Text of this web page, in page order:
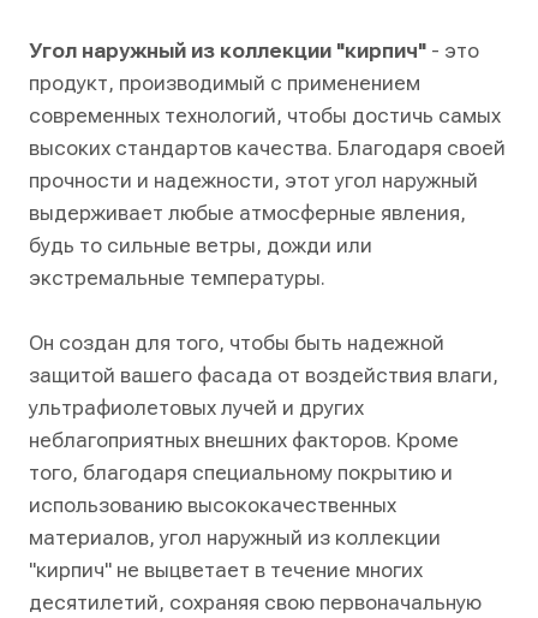
Угол наружный из коллекции "кирпич" - это
продукт, производимый с применением
современных технологий, чтобы достичь самых
высоких стандартов качества. Благодаря своей
прочности и надежности, этот угол наружный
выдерживает любые атмосферные явления,
будь то сильные ветры, дожди или
экстремальные температуры.
Он создан для того, чтобы быть надежной
защитой вашего фасада от воздействия влаги,
ультрафиолетовых лучей и других
неблагоприятных внешних факторов. Кроме
того, благодаря специальному покрытию и
использованию высококачественных
материалов, угол наружный из коллекции
"кирпич" не выцветает в течение многих
десятилетий, сохраняя свою первоначальную